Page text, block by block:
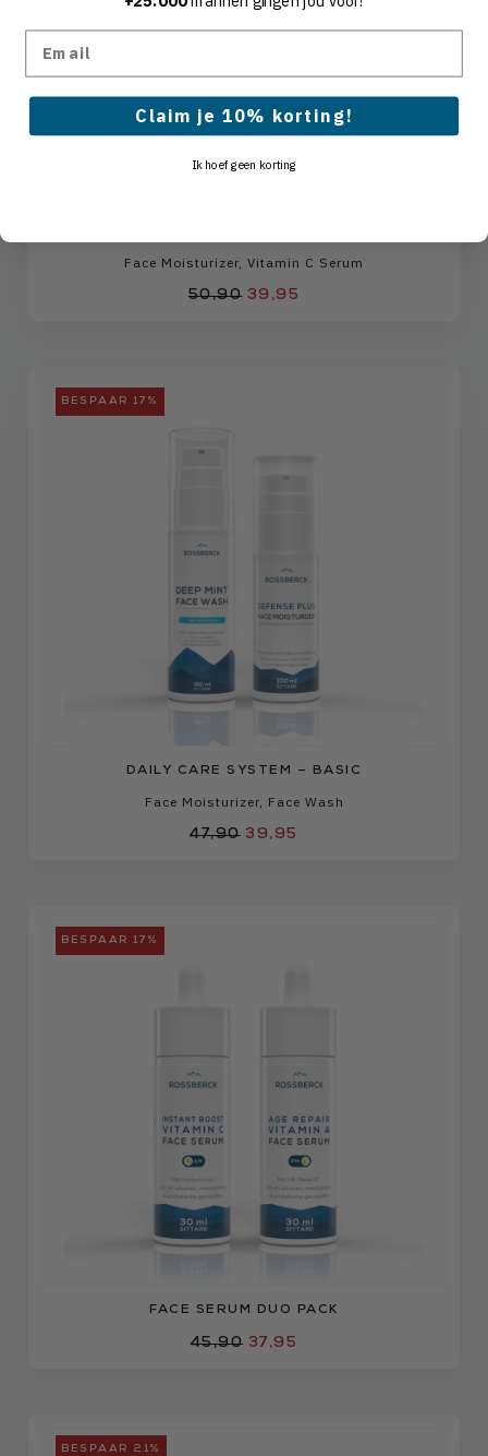
50,90 39,95
Face Moisturizer Vitamin C Serum
BESPAAR 17%
DAILY CARE SYSTEM – BASIC
47,90 39,95
Face Moisturizer, Face Wash
BESPAAR 17%
FACE SERUM DUO PACK
45,90 37,95
BESPAAR 21%
Email
Claim je 10% korting!
Ik hoef geen korting